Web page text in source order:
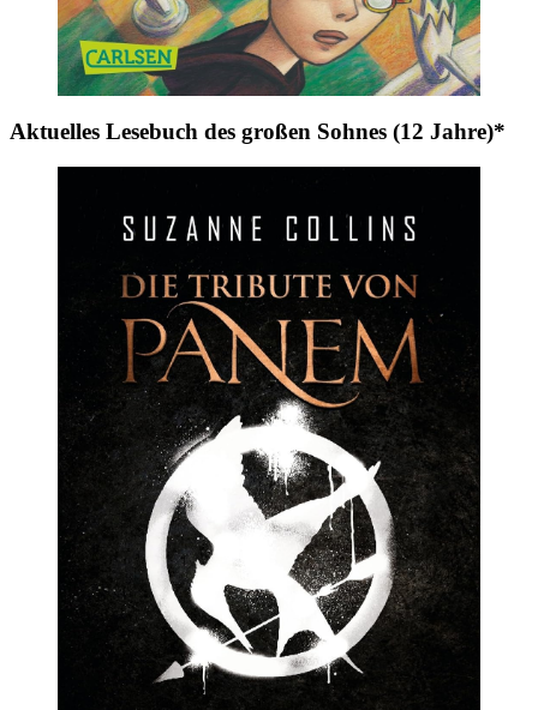
Aktuelles Lesebuch des großen Sohnes (12 Jahre)*